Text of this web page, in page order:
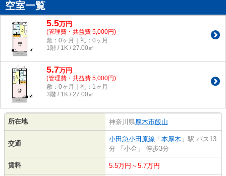
空室一覧
5.5万円
(管理費・共益費 5,000円)
敷：0ヶ月｜礼：0ヶ月
1階 / 1K / 27.00㎡
5.7万円
(管理費・共益費 5,000円)
敷：0ヶ月｜礼：1ヶ月
3階 / 1K / 27.00㎡
所在地 神奈川県厚木市飯山
交通
小田急小田原線 「 本厚木 」駅 バス13
分 「小金」 停歩3分
賃料 5.5万円～5.7万円